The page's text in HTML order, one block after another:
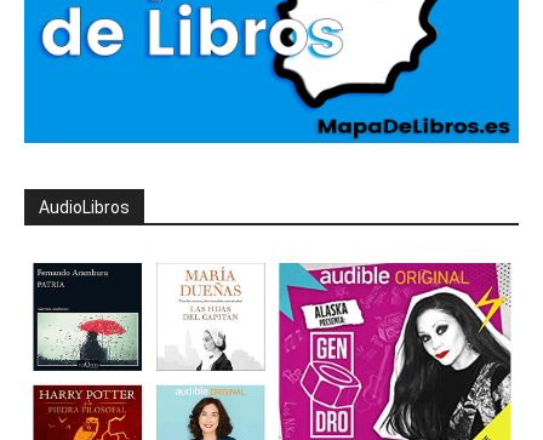
AudioLibros